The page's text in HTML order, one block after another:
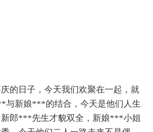
的日子，今天我们欢聚在一起，就
与新娘***的结合，今天是他们人生
新郎***先生才貌双全，新娘***小姐